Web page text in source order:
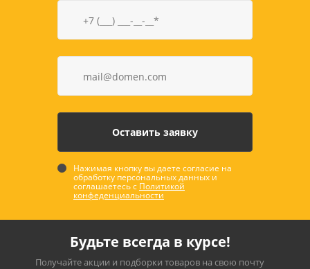
Нажимая кнопку вы даете согласие на
обработку персональных данных и
соглашаетесь с Политикой
конфеденциальности
Будьте всегда в курсе!
Получайте акции и подборки товаров на свою почту